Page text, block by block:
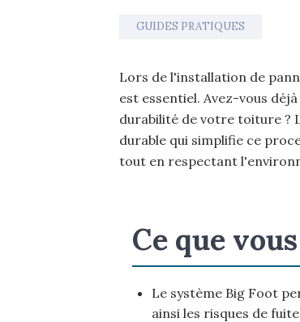
GUIDES PRATIQUES
Lors de l'installation de
est essentiel. Avez-vous
durabilité de votre toiture ?
durable qui simplifie ce
tout en respectant
Ce que
Le système Big Foot
ainsi les risques de